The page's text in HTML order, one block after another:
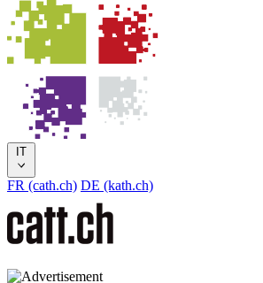
IT
FR (cath.ch) DE (kath.ch)